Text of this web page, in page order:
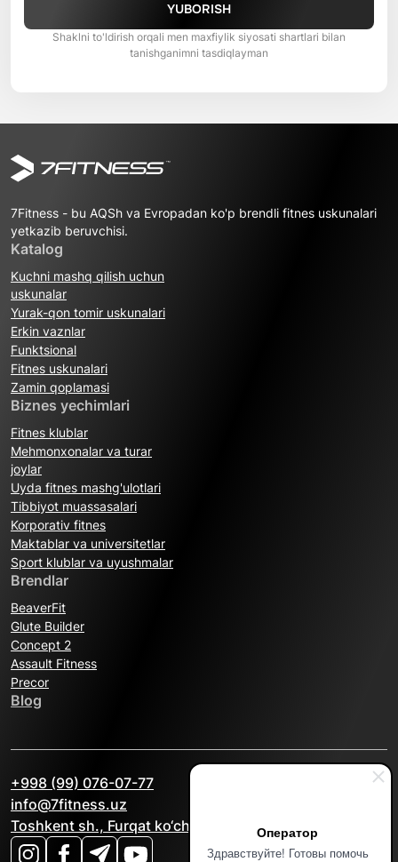
Оператор
Здравствуйте! Готовы помочь
YUBORISH
Shaklni to'ldirish orqali men maxfiylik siyosati shartlari bilan
tanishganimni tasdiqlayman
7Fitness - bu AQSh va Evropadan ko'p brendli fitnes uskunalari
yetkazib beruvchisi.
Katalog
Kuchni mashq qilish uchun
uskunalar
Yurak-qon tomir uskunalari
Erkin vaznlar
Funktsional
Fitnes uskunalari
Zamin qoplamasi
Biznes yechimlari
Fitnes klublar
Mehmonxonalar va turar
joylar
Uyda fitnes mashg'ulotlari
Tibbiyot muassasalari
Korporativ fitnes
Maktablar va universitetlar
Sport klublar va uyushmalar
Brendlar
BeaverFit
Glute Builder
Concept 2
Assault Fitness
Precor
Blog
+998 (99) 076-07-77
info@7fitness.uz
Toshkent sh., Furqat ko‘chasi, 2A